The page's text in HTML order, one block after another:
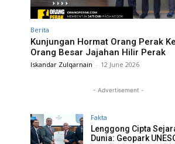
Berita
Kunjungan Hormat Orang Perak
Orang Besar Jajahan Hilir Perak
Iskandar Zulqarnain - 12 June 2026
- Advertisement -
Fakta
Lenggong Cipta
Dunia: Geopark